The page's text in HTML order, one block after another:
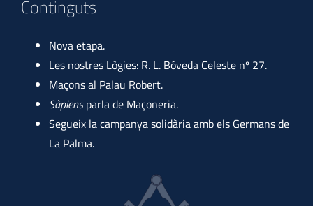
Continguts
Nova etapa.
Les nostres Lògies: R. L. Bóveda Celeste nº 27.
Maçons al Palau Robert.
Sàpiensparla de Maçoneria.
Segueix la campanya solidària amb els Germans de
La Palma.